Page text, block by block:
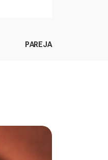
PAREJA